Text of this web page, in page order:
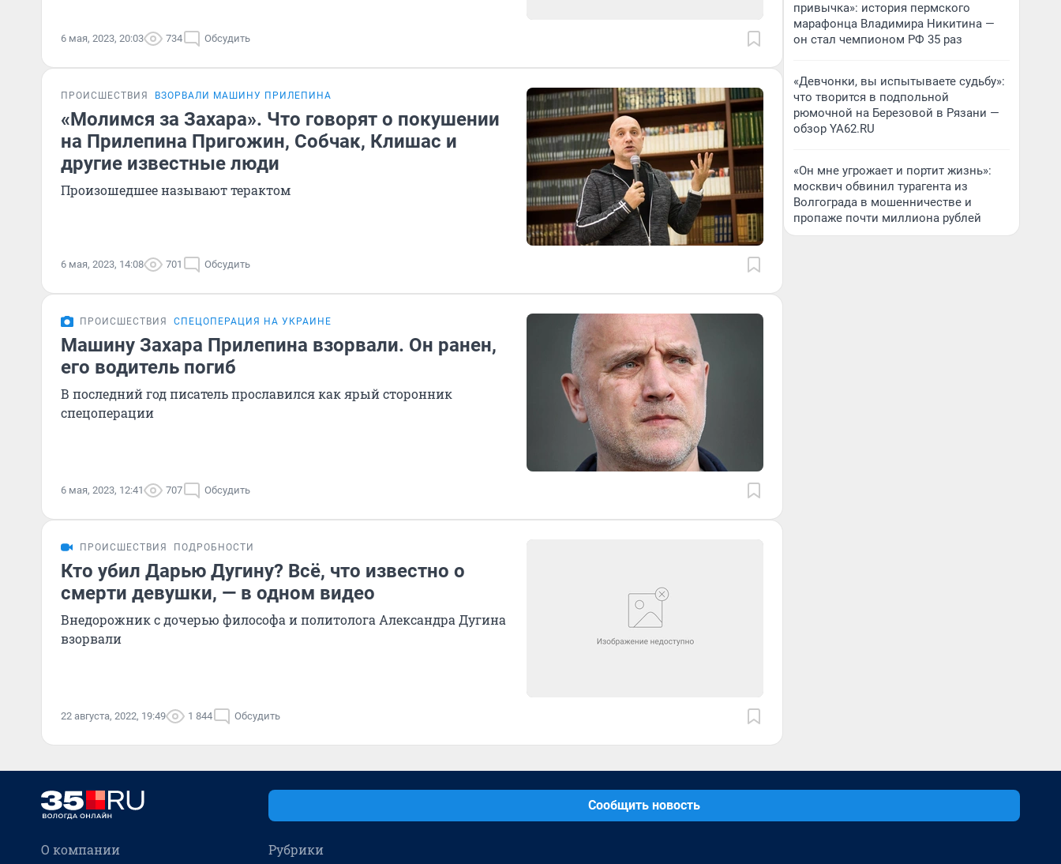
6 мая, 2023, 20:03 734 Обсудить
ПРОИСШЕСТВИЯ ВЗОРВАЛИ МАШИНУ ПРИЛЕПИНА
«Молимся за Захара». Что говорят о покушении
на Прилепина Пригожин, Собчак, Клишас и
другие известные люди
Произошедшее называют терактом
6 мая, 2023, 14:08 701 Обсудить
ПРОИСШЕСТВИЯ СПЕЦОПЕРАЦИЯ НА УКРАИНЕ
Машину Захара Прилепина взорвали. Он ранен,
его водитель погиб
В последний год писатель прославился как ярый сторонник
спецоперации
6 мая, 2023, 12:41 707 Обсудить
ПРОИСШЕСТВИЯ ПОДРОБНОСТИ
Кто убил Дарью Дугину? Всё, что известно о
смерти девушки, — в одном видео
Внедорожник с дочерью философа и политолога Александра Дугина
взорвали
22 августа, 2022, 19:49 1 844 Обсудить
привычка»: история пермского
марафонца Владимира Никитина —
он стал чемпионом РФ 35 раз
«Девчонки, вы испытываете судьбу»:
что творится в подпольной
рюмочной на Березовой в Рязани —
обзор YA62.RU
«Он мне угрожает и портит жизнь»:
москвич обвинил турагента из
Волгограда в мошенничестве и
пропаже почти миллиона рублей
Сообщить новость
О компании Рубрики